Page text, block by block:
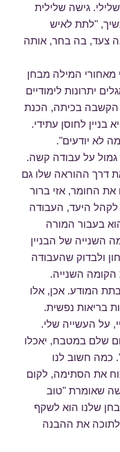
גישה שלילית
"לתת לאיש
צעד, בה בחר, אותה
מאחורי המילה מבחן
יתרונות לימודיים
הקשבה בכיתה, הכנת
לחוסן עתידי.
לא יודעים".
גמול על עבודה קשה.
דרך ההוראה שלו גם
החומר, אזי ברור
היעד, העבודה
בעבור המורה
השנייה של הבניין
ולבדוק שהעבודה
הקומה השנייה.
המודע. אכן, אלו
בריאות נפשית.
על העשייה שלי.
שלם במטבח, יאכלו
כמה חשוב לנו
את הסתימה, לקום
שאומרת "טוב
שלנו הוא לשקף
את ההבנה